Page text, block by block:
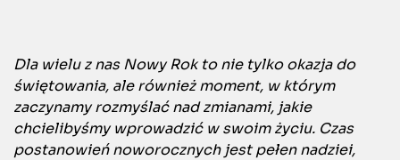
Dla wielu z nas Nowy Rok to nie tylko okazja do
świętowania, ale również moment, w którym
zaczynamy rozmyślać nad zmianami, jakie
chcielibyśmy wprowadzić w swoim życiu. Czas
postanowień noworocznych jest pełen nadziei,